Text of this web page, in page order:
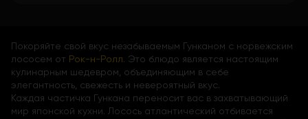
Покоряйте свой вкус незабываемым Гунканом с норвежским
лососем от Рок-н-Ролл. Это блюдо является настоящим
кулинарным шедевром, объединяющим в себе
элегантность, свежесть и невероятный вкус.
Каждая частичка Гункана переносит вас в захватывающий
мир японской кухни. Лосось атлантический отбивается